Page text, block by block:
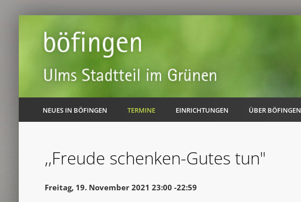
NEUES IN BÖFINGEN TERMINE EINRICHTUNGEN ÜBER BÖFINGEN
,,Freude schenken-Gutes tun"
Freitag, 19. November 2021 23:00 -22:59